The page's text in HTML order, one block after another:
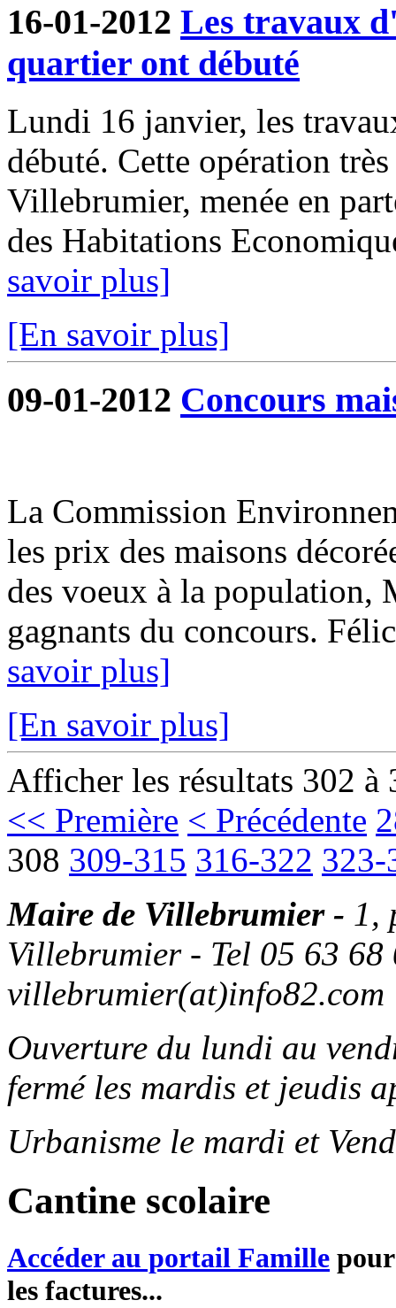
16-01-2012 Les travaux
quartier ont débuté
Lundi 16 janvier, les
débuté. Cette opération
Villebrumier, menée en
des Habitations
savoir plus]
[En savoir plus]
09-01-2012 Concours
La Commission
les prix des maisons
des voeux à la population,
gagnants du concours.
savoir plus]
[En savoir plus]
Afficher les résultats 302 à
<< Première < Précédente
308 309-315 316-322 323-
Maire de Villebrumier - 1,
Villebrumier - Tel 05 63
villebrumier(at)info82.com
Ouverture du lundi au
fermé les mardis et jeudis
Urbanisme le mardi et
Cantine scolaire
Accéder au portail Famille
les factures...